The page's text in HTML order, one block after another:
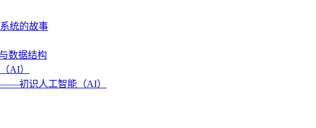
统的故事
数据结构
AI）
——初识人工智能（AI）